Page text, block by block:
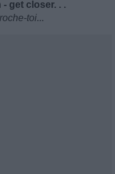
get closer. . .
toi...